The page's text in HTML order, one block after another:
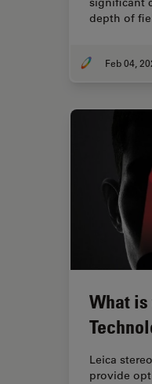
depth of
Feb 04,
What is
Leica
provide